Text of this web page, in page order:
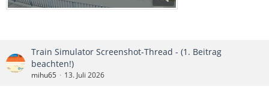
Train Simulator Screenshot-Thread - (1. Beitrag
beachten!)
mihu65 13. Juli 2026